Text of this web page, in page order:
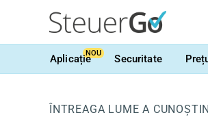
AplicațieNOU Securitate
ÎNTREAGA LUME A